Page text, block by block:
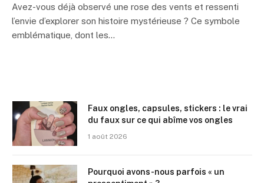
Avez-vous déjà observé une rose des vents et ressenti
l’envie d’explorer son histoire mystérieuse ? Ce symbole
emblématique, dont les…
Faux ongles, capsules, stickers : le vrai
du faux sur ce qui abîme vos ongles
1 août 2026
Pourquoi avons-nous parfois « un